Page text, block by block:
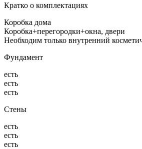
Кратко о комплектациях
Коробка дома
Коробка+перегородки+окна, двери
Необходим только внутренний
Фундамент
есть
есть
есть
Стены
есть
есть
есть